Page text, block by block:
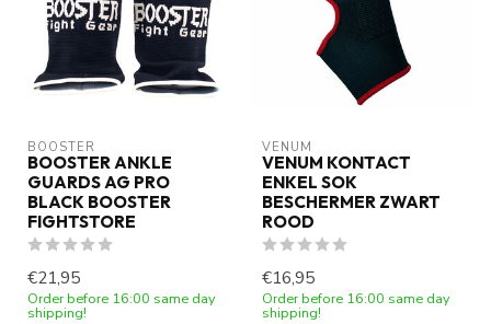
BOOSTER
BOOSTER ANKLE
GUARDS AG PRO
BLACK BOOSTER
FIGHTSTORE
€21,95
Order before 16:00 same day
shipping!
VENUM
VENUM KONTACT
ENKEL SOK
BESCHERMER ZWART
ROOD
€16,95
Order before 16:00 same day
shipping!